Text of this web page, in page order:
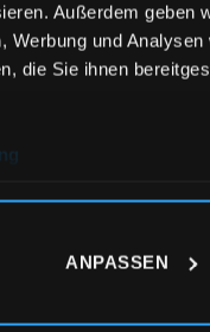
Außerdem geben
und
die Sie ihnen
ANPASSEN
wäre es
unsere
mal nicht passen,